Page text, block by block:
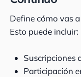
Define cómo vas
Esto puede incluir:
Suscripciones
Participación